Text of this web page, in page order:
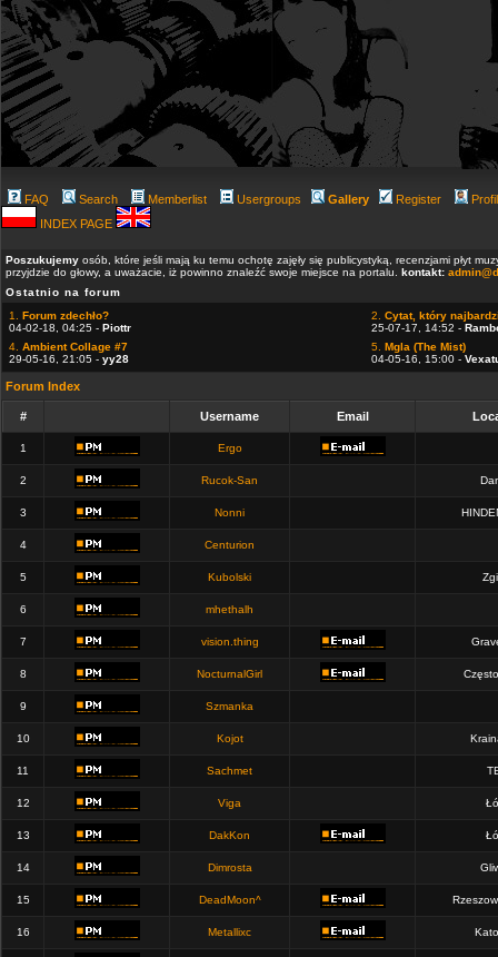
FAQ Search Memberlist Usergroups Gallery Register
INDEX PAGE
Poszukujemy osób, które jeśli mają ku temu ochotę zajęły się publicystyką, recenzjami płyt
przyjdzie do głowy, a uważacie, iż powinno znaleźć swoje miejsce na portalu. kontakt:
Ostatnio na forum
1. Forum zdechło?
04-02-18, 04:25 - Piottr
2. Cytat, który
25-07-17, 14:52 -
4. Ambient Collage #7
29-05-16, 21:05 - yy28
5. Mgla (The Mist)
04-05-16, 15:00 -
Forum Index
# Username Email
1 Ergo
2 Rucok-San
3 Nonni
4 Centurion
5 Kubolski
6 mhethalh
7 vision.thing
8 NocturnalGirl
9 Szmanka
10 Kojot
11 Sachmet
12 Viga
13 DakKon
14 Dimrosta
15 DeadMoon^
16 Metallixc